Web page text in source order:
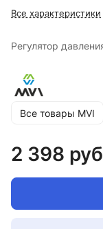
Все характеристики
Регулятор
Все товары MVI
2 398